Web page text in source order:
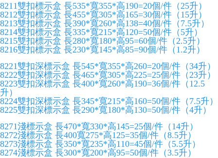
8211雙扣標示盒 長535*寬355*高190=20個/件（25升）
8212雙扣標示盒 長455*寬305*高165=30個/件（15升）
8213雙扣標示盒 長390*寬260*高138=40個/件（7.5升）
8214雙扣標示盒 長335*寬215*高120=50個/件（5升）
8215雙扣標示盒 長280*寬180*高95=60個/件（2.5升）
8216雙扣標示盒 長230*寬145*高85=90個/件（1.2升）
8221雙扣深標示盒 長545*寬355*高260=20個/件（34升）
8222雙扣深標示盒 長465*寬305*高225=25個/件（23升）
8223雙扣深標示盒 長400*寬260*高190=36個/件（12.5
升）
8224雙扣深標示盒 長345*寬215*高160=50個/件（7.5升）
8225雙扣深標示盒 長290*寬180*高130=50個/件（4升）
8271淺標示盒 長470*寬330*高145=25個/件（14升）
8272淺標示盒 長400寬275*高125=35個/件（8.5升）
8273淺標示盒 長350*寬235*高110=45個/件（5.5升）
8274淺標示盒 長300*寬200*高95=50個/件（3.5升）